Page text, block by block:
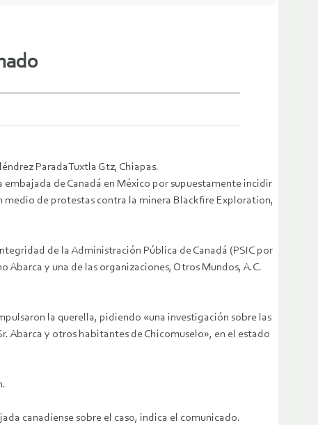
ParadaTuxtla Gtz, Chiapas.
de Canadá en México por supuestamente incidir
medio de protestas contra la minera Blackfire Exploration,
de la Administración Pública de Canadá (PSIC por
y una de las organizaciones, Otros Mundos, A.C.
la querella, pidiendo «una investigación sobre las
Abarca y otros habitantes de Chicomuselo», en el estado
canadiense sobre el caso, indica el comunicado.